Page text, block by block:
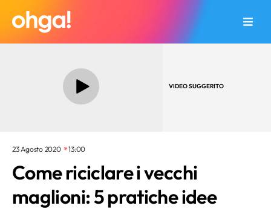
VIDEO SUGGERITO
23 Agosto 2020 13:00
Come riciclare i vecchi
maglioni: 5 pratiche idee